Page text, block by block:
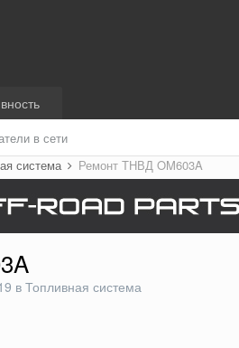
в сети
система Ремонт ТНВД OM603A
в Топливная система